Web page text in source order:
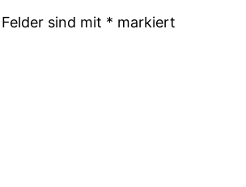
sind mit * markiert